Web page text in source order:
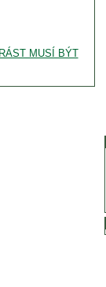
MUSÍ BÝT